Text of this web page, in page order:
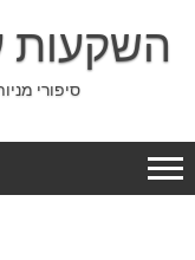
השקעות
סיפורי